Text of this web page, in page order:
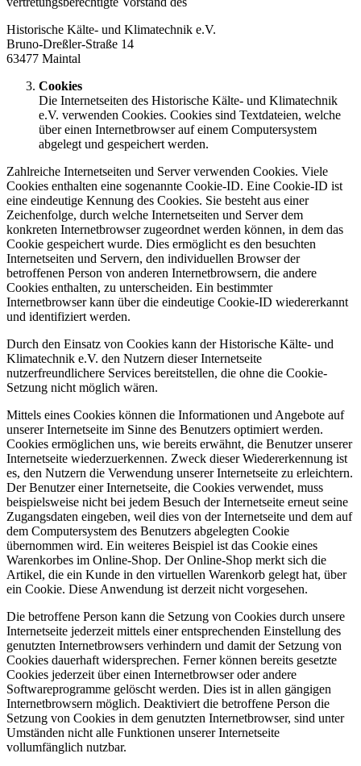
Historische Kälte- und Klimatechnik e.V.
Bruno-Dreßler-Straße 14
63477 Maintal
Cookies
Die Internetseiten des Historische Kälte- und Klimatechnik
e.V. verwenden Cookies. Cookies sind Textdateien, welche
über einen Internetbrowser auf einem Computersystem
abgelegt und gespeichert werden.
Zahlreiche Internetseiten und Server verwenden Cookies. Viele
Cookies enthalten eine sogenannte Cookie-ID. Eine Cookie-ID ist
eine eindeutige Kennung des Cookies. Sie besteht aus einer
Zeichenfolge, durch welche Internetseiten und Server dem
konkreten Internetbrowser zugeordnet werden können, in dem das
Cookie gespeichert wurde. Dies ermöglicht es den besuchten
Internetseiten und Servern, den individuellen Browser der
betroffenen Person von anderen Internetbrowsern, die andere
Cookies enthalten, zu unterscheiden. Ein bestimmter
Internetbrowser kann über die eindeutige Cookie-ID wiedererkannt
und identifiziert werden.
Durch den Einsatz von Cookies kann der Historische Kälte- und
Klimatechnik e.V. den Nutzern dieser Internetseite
nutzerfreundlichere Services bereitstellen, die ohne die Cookie-
Setzung nicht möglich wären.
Mittels eines Cookies können die Informationen und Angebote auf
unserer Internetseite im Sinne des Benutzers optimiert werden.
Cookies ermöglichen uns, wie bereits erwähnt, die Benutzer unserer
Internetseite wiederzuerkennen. Zweck dieser Wiedererkennung ist
es, den Nutzern die Verwendung unserer Internetseite zu erleichtern.
Der Benutzer einer Internetseite, die Cookies verwendet, muss
beispielsweise nicht bei jedem Besuch der Internetseite erneut seine
Zugangsdaten eingeben, weil dies von der Internetseite und dem auf
dem Computersystem des Benutzers abgelegten Cookie
übernommen wird. Ein weiteres Beispiel ist das Cookie eines
Warenkorbes im Online-Shop. Der Online-Shop merkt sich die
Artikel, die ein Kunde in den virtuellen Warenkorb gelegt hat, über
ein Cookie. Diese Anwendung ist derzeit nicht vorgesehen.
Die betroffene Person kann die Setzung von Cookies durch unsere
Internetseite jederzeit mittels einer entsprechenden Einstellung des
genutzten Internetbrowsers verhindern und damit der Setzung von
Cookies dauerhaft widersprechen. Ferner können bereits gesetzte
Cookies jederzeit über einen Internetbrowser oder andere
Softwareprogramme gelöscht werden. Dies ist in allen gängigen
Internetbrowsern möglich. Deaktiviert die betroffene Person die
Setzung von Cookies in dem genutzten Internetbrowser, sind unter
Umständen nicht alle Funktionen unserer Internetseite
vollumfänglich nutzbar.